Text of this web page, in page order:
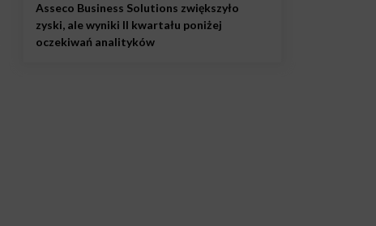
Asseco Business Solutions zwiększyło
zyski, ale wyniki II kwartału poniżej
oczekiwań analityków